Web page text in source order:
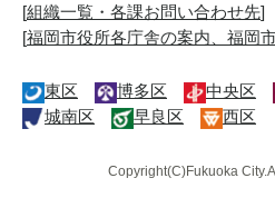
[組織一覧・各課お問い合わせ先]
[福岡市役所各庁舎の案内、福岡
東区 博多区 中央区
城南区
早良区 西区
Copyright(C)Fukuoka